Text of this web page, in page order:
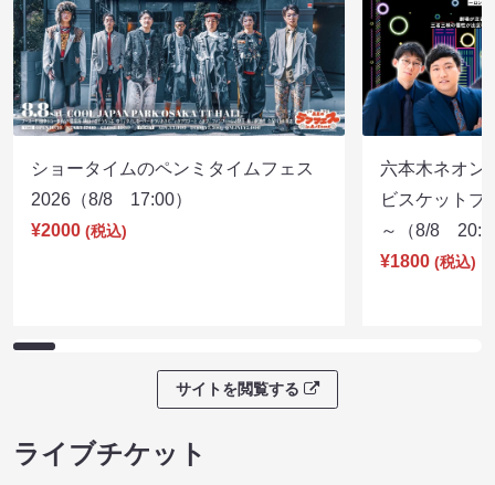
ショータイムのペンミタイムフェス
2026（8/8 17:00）
¥2000 (税込)
六本木ネオン
ビスケットブ
～（8/8
¥1800 (税込)
サイトを閲覧する
ライブチケット